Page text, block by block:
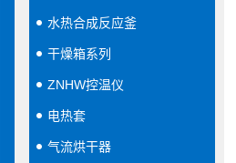
水热合成反应釜
干燥箱系列
ZNHW控温仪
电热套
气流烘干器